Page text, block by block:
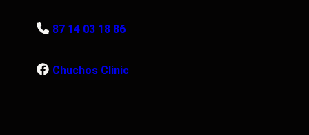
87 14 03 18 86
Chuchos Clinic